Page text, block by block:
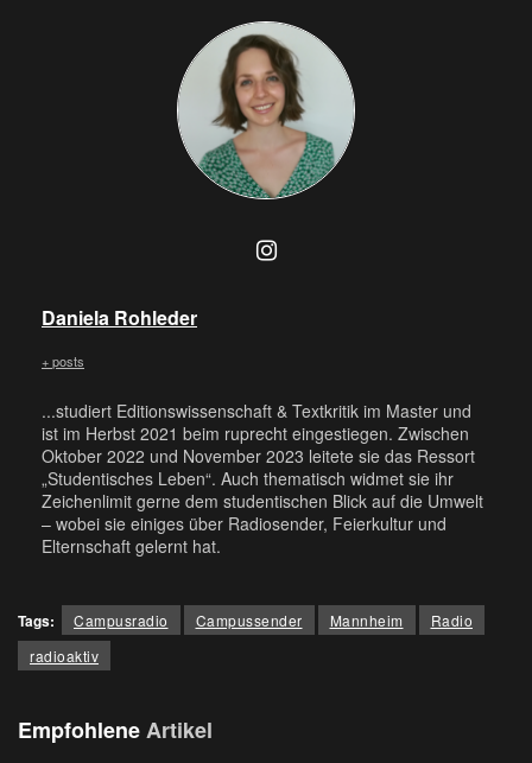
Daniela Rohleder
+ posts
...studiert Editionswissenschaft & Textkritik im Master und
ist im Herbst 2021 beim ruprecht eingestiegen. Zwischen
Oktober 2022 und November 2023 leitete sie das Ressort
„Studentisches Leben“. Auch thematisch widmet sie ihr
Zeichenlimit gerne dem studentischen Blick auf die Umwelt
– wobei sie einiges über Radiosender, Feierkultur und
Elternschaft gelernt hat.
Tags: Campusradio Campussender Mannheim
Radio
radioaktiv
EmpfohleneArtikel